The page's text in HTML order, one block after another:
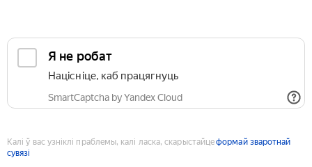
Я не робат
Націсніце, каб працягнуць
SmartCaptcha by Yandex Cloud
Калі ў вас узніклі праблемы, калі ласка, скарыстайцеформай зваротнай
сувязі